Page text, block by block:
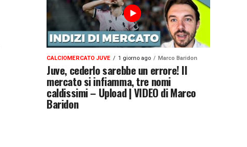
CALCIOMERCATO JUVE 1 giorno ago Marco Baridon
Juve, cederlo sarebbe un errore! Il
mercato si infiamma, tre nomi
caldissimi – Upload | VIDEO di Marco
Baridon